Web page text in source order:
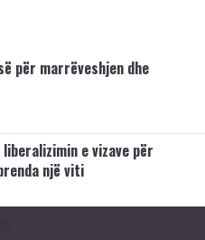
për marrëveshjen dhe
e vizave për
një viti